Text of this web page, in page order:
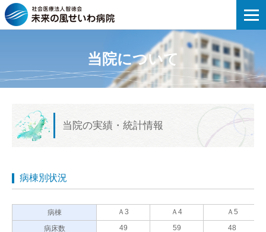
未来の風せいわ病院 | 当院の実績・統計
当院について
当院の実績・統計情報
病棟別状況
病棟 Ａ3 Ａ4
Ａ5
病床数
49 59 48